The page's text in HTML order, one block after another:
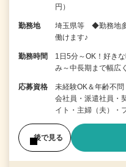
円）
勤務地
埼玉県等 ◆勤務地多
働けます♪
勤務時間
1日5分～OK！好き
み～中長期まで幅広
応募資格
未経験OK＆年齢不
会社員・派遣社員・
イト・主婦（夫）・
後で見る